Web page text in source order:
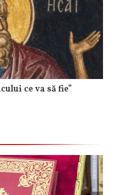
ce va să fie”